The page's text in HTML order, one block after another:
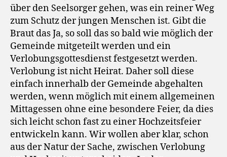
über den Seelsorger gehen, was ein reiner Weg
zum Schutz der jungen Menschen ist. Gibt die
Braut das Ja, so soll das so bald wie möglich der
Gemeinde mitgeteilt werden und ein
Verlobungsgottesdienst festgesetzt werden.
Verlobung ist nicht Heirat. Daher soll diese
einfach innerhalb der Gemeinde abgehalten
werden, wenn möglich mit einem allgemeinen
Mittagessen ohne eine besondere Feier, da dies
sich leicht schon fast zu einer Hochzeitsfeier
entwickeln kann. Wir wollen aber klar, schon
aus der Natur der Sache, zwischen Verlobung